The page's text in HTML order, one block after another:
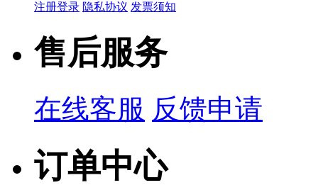
注册登录 隐私协议 发票须知
售后服务
在线客服 反馈申请
订单中心